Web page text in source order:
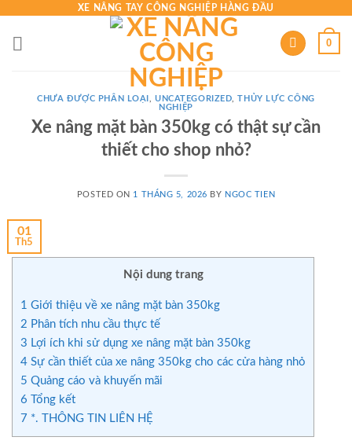
content
XE NÂNG TAY CÔNG NGHIỆP HÀNG ĐẦU
0
CHƯA ĐƯỢC PHÂN LOẠI ,UNCATEGORIZED ,THỦY LỰC CÔNG
NGHIỆP
Xe nâng mặt bàn 350kg có thật sự cần
thiết cho shop nhỏ?
POSTED ON 1 THÁNG 5, 2026 BY NGOC TIEN
01
Th5
Nội dung trang
1 Giới thiệu về xe nâng mặt bàn 350kg
2 Phân tích nhu cầu thực tế
3 Lợi ích khi sử dụng xe nâng mặt bàn 350kg
4 Sự cần thiết của xe nâng 350kg cho các cửa hàng nhỏ
5 Quảng cáo và khuyến mãi
6 Tổng kết
7 *. THÔNG TIN LIÊN HỆ